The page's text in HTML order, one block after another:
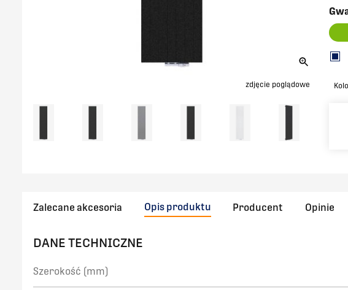
zdjęcie poglądowe
Zalecane akcesoria Opis produktu Producent Opinie
DANE TECHNICZNE
Szerokość (mm)